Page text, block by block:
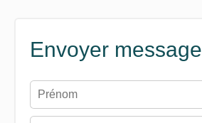
Envoyer message